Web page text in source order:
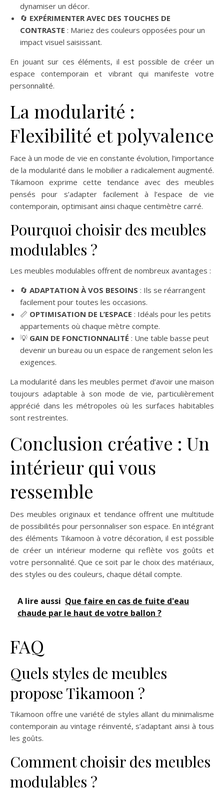
dynamiser un décor.
🔄 EXPÉRIMENTER AVEC DES TOUCHES DE
CONTRASTE : Mariez des couleurs opposées pour un
impact visuel saisissant.
En jouant sur ces éléments, il est possible de créer un
espace contemporain et vibrant qui manifeste votre
personnalité.
La modularité :
Flexibilité et polyvalence
Face à un mode de vie en constante évolution, l’importance
de la modularité dans le mobilier a radicalement augmenté.
Tikamoon exprime cette tendance avec des meubles
pensés pour s’adapter facilement à l’espace de vie
contemporain, optimisant ainsi chaque centimètre carré.
Pourquoi choisir des meubles
modulables ?
Les meubles modulables offrent de nombreux avantages :
🔄 ADAPTATION À VOS BESOINS : Ils se réarrangent
facilement pour toutes les occasions.
📏 OPTIMISATION DE L’ESPACE : Idéals pour les petits
appartements où chaque mètre compte.
💡 GAIN DE FONCTIONNALITÉ : Une table basse peut
devenir un bureau ou un espace de rangement selon les
exigences.
La modularité dans les meubles permet d’avoir une maison
toujours adaptable à son mode de vie, particulièrement
apprécié dans les métropoles où les surfaces habitables
sont restreintes.
Conclusion créative : Un
intérieur qui vous
ressemble
Des meubles originaux et tendance offrent une multitude
de possibilités pour personnaliser son espace. En intégrant
des éléments Tikamoon à votre décoration, il est possible
de créer un intérieur moderne qui reflète vos goûts et
votre personnalité. Que ce soit par le choix des matériaux,
des styles ou des couleurs, chaque détail compte.
A lire aussi Que faire en cas de fuite d'eau
chaude par le haut de votre ballon ?
FAQ
Quels styles de meubles
propose Tikamoon ?
Tikamoon offre une variété de styles allant du minimalisme
contemporain au vintage réinventé, s’adaptant ainsi à tous
les goûts.
Comment choisir des meubles
modulables ?